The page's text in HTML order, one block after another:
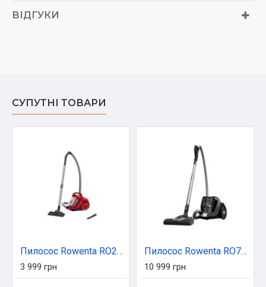
ВІДГУКИ
СУПУТНІ ТОВАРИ
Пилосос Rowenta RO2913EA
3 999 грн
Пилосос Rowenta RO7C89EA
10 999 грн